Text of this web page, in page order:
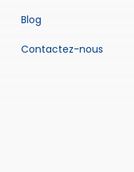
Blog
Contactez-nous